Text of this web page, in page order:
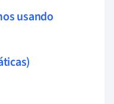
usando